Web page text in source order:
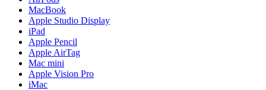
MacBook
Apple Studio Display
iPad
Apple Pencil
Apple AirTag
Mac mini
Apple Vision Pro
iMac